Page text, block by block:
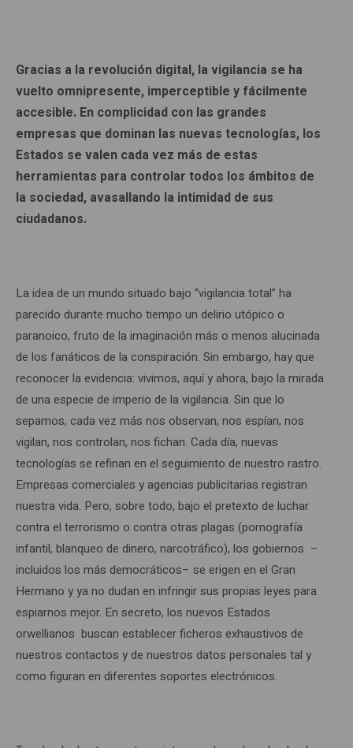
Gracias a la revolución digital, la vigilancia se ha
vuelto omnipresente, imperceptible y fácilmente
accesible. En complicidad con las grandes
empresas que dominan las nuevas tecnologías, los
Estados se valen cada vez más de estas
herramientas para controlar todos los ámbitos de
la sociedad, avasallando la intimidad de sus
ciudadanos.
La idea de un mundo situado bajo “vigilancia total” ha
parecido durante mucho tiempo un delirio utópico o
paranoico, fruto de la imaginación más o menos alucinada
de los fanáticos de la conspiración. Sin embargo, hay que
reconocer la evidencia: vivimos, aquí y ahora, bajo la mirada
de una especie de imperio de la vigilancia. Sin que lo
sepamos, cada vez más nos observan, nos espían, nos
vigilan, nos controlan, nos fichan. Cada día, nuevas
tecnologías se refinan en el seguimiento de nuestro rastro.
Empresas comerciales y agencias publicitarias registran
nuestra vida. Pero, sobre todo, bajo el pretexto de luchar
contra el terrorismo o contra otras plagas (pornografía
infantil, blanqueo de dinero, narcotráfico), los gobiernos –
incluidos los más democráticos– se erigen en el Gran
Hermano y ya no dudan en infringir sus propias leyes para
espiarnos mejor. En secreto, los nuevos Estados
orwellianos buscan establecer ficheros exhaustivos de
nuestros contactos y de nuestros datos personales tal y
como figuran en diferentes soportes electrónicos.